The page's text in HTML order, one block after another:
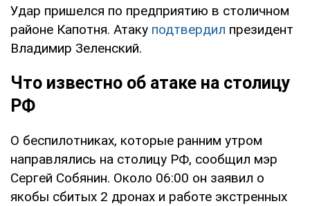
Удар пришелся по предприятию в столичном
районе Капотня. Атаку подтвердил президент
Владимир Зеленский.
Что известно об атаке на столицу
РФ
О беспилотниках, которые ранним утром
направлялись на столицу РФ, сообщил мэр
Сергей Собянин. Около 06:00 он заявил о
якобы сбитых 2 дронах и работе экстренных